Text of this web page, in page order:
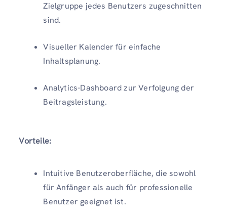
Zielgruppe jedes Benutzers zugeschnitten
sind.
Visueller Kalender für einfache
Inhaltsplanung.
Analytics-Dashboard zur Verfolgung der
Beitragsleistung.
Vorteile:
Intuitive Benutzeroberfläche, die sowohl
für Anfänger als auch für professionelle
Benutzer geeignet ist.